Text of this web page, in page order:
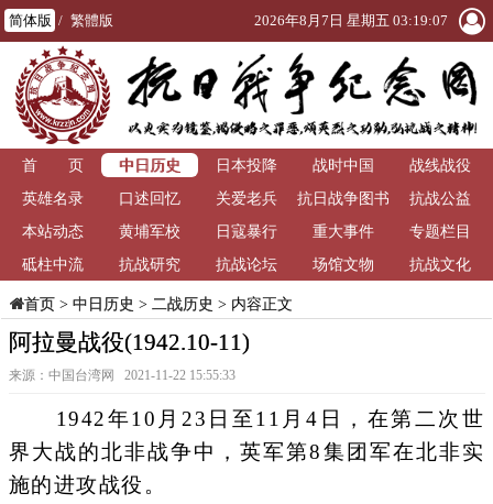
简体版 / 繁體版 2026年8月7日 星期五 03:19:08
首 页 中日历史 日本投降 战时中国
战线战役
英雄名录
口述回忆 关爱老兵
抗日战争图书
馆
抗战公益
本站动态
黄埔军校 日寇暴行 重大事件
专题栏目
砥柱中流
抗战研究 抗战论坛 场馆文物 抗战文化
首页> 中日历史 > 二战历史 > 内容正文
阿拉曼战役(1942.10-11)
来源：中国台湾网 2021-11-22 15:55:33
1942年10月23日至11月4日，在第二次世
界大战的北非战争中，英军第8集团军在北非实
施的进攻战役。